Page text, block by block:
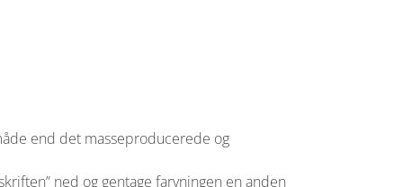
end det masseproducerede og
ned og gentage farvningen en anden